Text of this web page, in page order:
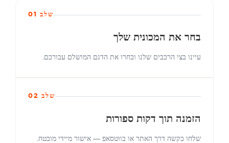
שלב 01
בחר את המכונית שלך
עיינו בצי הרכבים שלנו ובחרו את הדגם המושלם עבורכם.
שלב 02
הזמנה תוך דקות ספורות
שלחו בקשה דרך האתר או בווטסאפ — אישור מיידי מובטח.